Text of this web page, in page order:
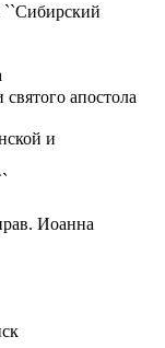
``Сибирский
апостола
и
Иоанна